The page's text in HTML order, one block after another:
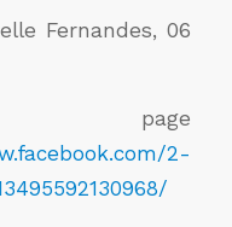
Fernandes, 06
page
2-